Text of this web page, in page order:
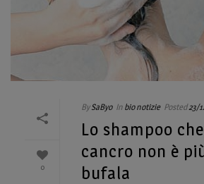
0
By SaByo In bio notizie Posted 23/
Lo shampoo
cancro non è
bufala